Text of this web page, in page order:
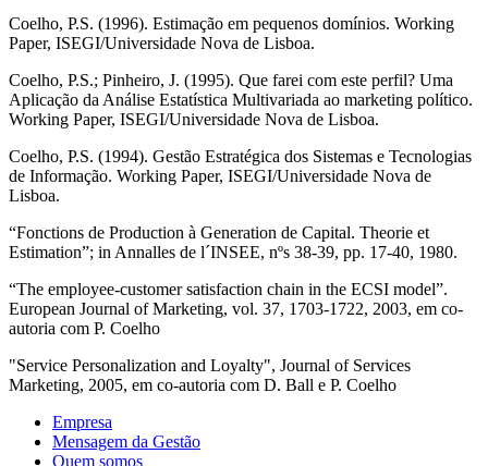
Coelho, P.S. (1996). Estimação em pequenos domínios. Working
Paper, ISEGI/Universidade Nova de Lisboa.
Coelho, P.S.; Pinheiro, J. (1995). Que farei com este perfil? Uma
Aplicação da Análise Estatística Multivariada ao marketing político.
Working Paper, ISEGI/Universidade Nova de Lisboa.
Coelho, P.S. (1994). Gestão Estratégica dos Sistemas e Tecnologias
de Informação. Working Paper, ISEGI/Universidade Nova de
Lisboa.
“Fonctions de Production à Generation de Capital. Theorie et
Estimation”; in Annalles de l´INSEE, nºs 38-39, pp. 17-40, 1980.
“The employee-customer satisfaction chain in the ECSI model”.
European Journal of Marketing, vol. 37, 1703-1722, 2003, em co-
autoria com P. Coelho
"Service Personalization and Loyalty", Journal of Services
Marketing, 2005, em co-autoria com D. Ball e P. Coelho
Empresa
Mensagem da Gestão
Quem somos